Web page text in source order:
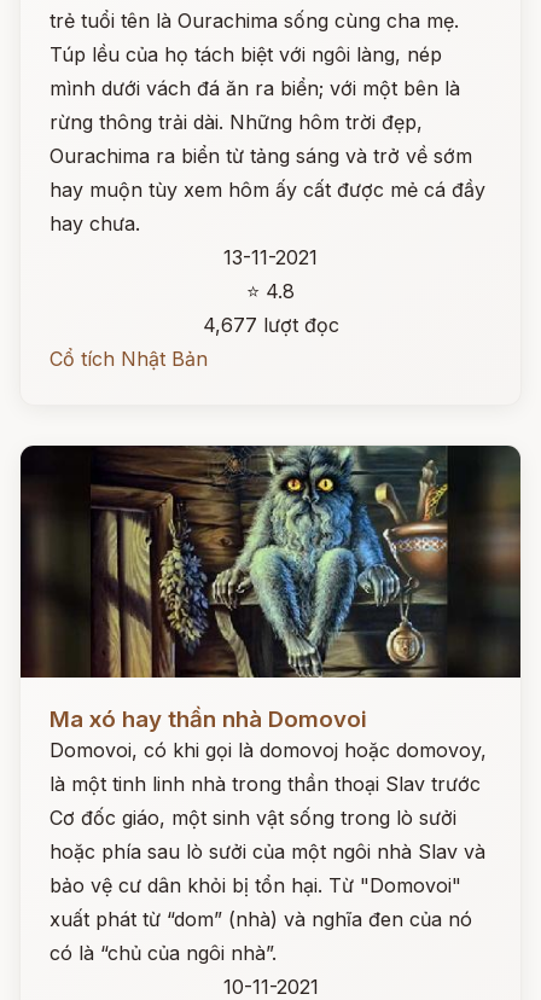
trẻ tuổi tên là Ourachima sống cùng cha mẹ.
Túp lều của họ tách biệt với ngôi làng, nép
mình dưới vách đá ăn ra biển; với một bên là
rừng thông trải dài. Những hôm trời đẹp,
Ourachima ra biển từ tảng sáng và trở về sớm
hay muộn tùy xem hôm ấy cất được mẻ cá đầy
hay chưa.
13-11-2021
⭐ 4.8
4,677 lượt đọc
Cổ tích Nhật Bản
Ma xó hay thần nhà Domovoi
Domovoi, có khi gọi là domovoj hoặc domovoy,
là một tinh linh nhà trong thần thoại Slav trước
Cơ đốc giáo, một sinh vật sống trong lò sưởi
hoặc phía sau lò sưởi của một ngôi nhà Slav và
bảo vệ cư dân khỏi bị tổn hại. Từ "Domovoi"
xuất phát từ “dom” (nhà) và nghĩa đen của nó
có là “chủ của ngôi nhà”.
10-11-2021